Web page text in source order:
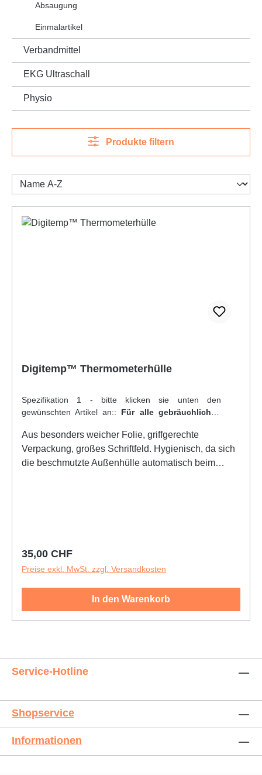
Absaugung
Einmalartikel
Verbandmittel
EKG Ultraschall
Physio
Produkte filtern
Digitemp™ Thermometerhülle
Spezifikation 1 - bitte klicken sie unten den
gewünschten Artikel an:: Für alle gebräuchlichen
Digitemp, etc.) |Type - Bitte klicken sie hier die
gewünschte Variante an::Thermometerhülle, ohne
Gleitmittel
Aus besonders weicher Folie, griffgerechte
Verpackung, großes Schriftfeld. Hygienisch, da sich
die beschmutzte Außenhülle automatisch beim
Regulärer Preis:
35,00 CHF
Preise exkl. MwSt. zzgl. Versandkosten
In den Warenkorb
Service-Hotline
Shopservice
Informationen